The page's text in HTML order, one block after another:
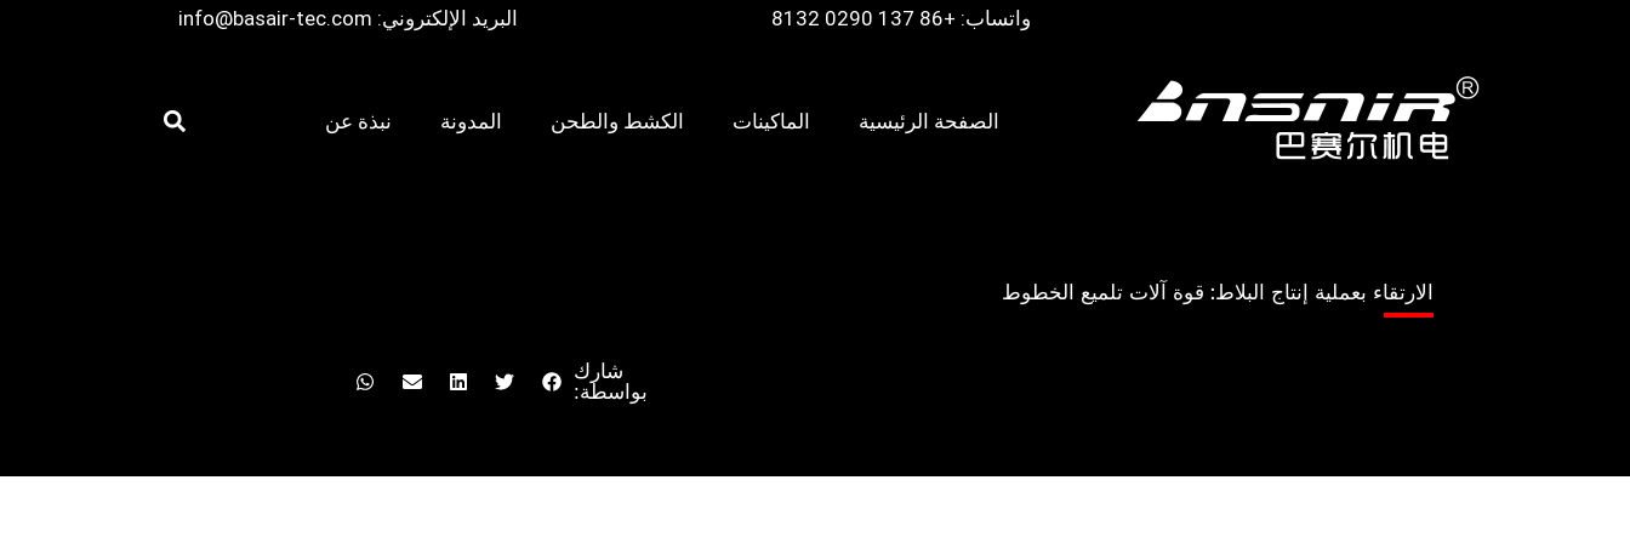
واتساب: +86 137 0290 8132 البريد الإلكتروني: info@basair-tec.com
الصفحة الرئيسية الماكينات الكشط والطحن المدونة نبذة عن
الارتقاء بعملية إنتاج البلاط: قوة آلات تلميع الخطوط
شارك
بواسطة: